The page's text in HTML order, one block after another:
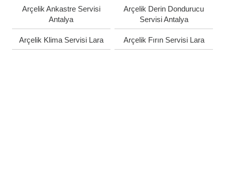
Arçelik Ankastre Servisi
Antalya
Arçelik Derin Dondurucu
Servisi Antalya
Arçelik Klima Servisi Lara Arçelik Fırın Servisi Lara